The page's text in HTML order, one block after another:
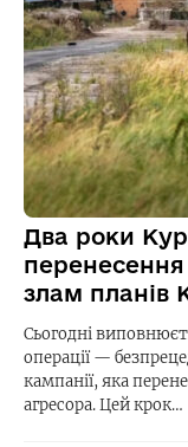
Два роки
злам планів
Сьогодні
операції —
кампанії, яка
агресора. Цей крок…